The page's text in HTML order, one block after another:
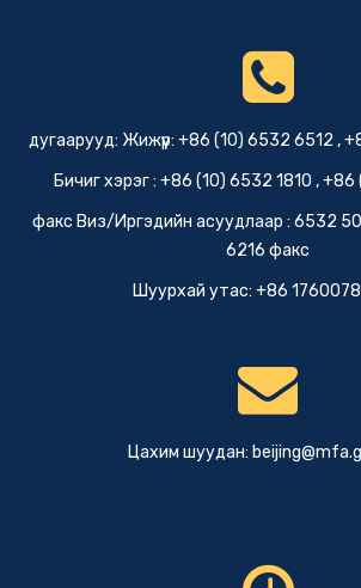
дугаарууд: Жижүүр: +86 (10) 6532 6512 ,
Бичиг хэрэг : +86 (10) 6532 1810 ,
факс Виз/Иргэдийн асуудлаар : 6532
6216 факс
Шуурхай утас: +86
Цахим шуудан: